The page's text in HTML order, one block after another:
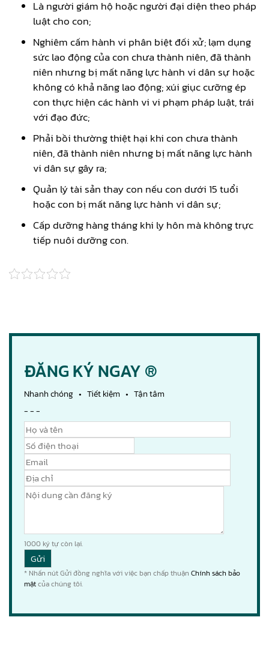
Là người giám hộ hoặc người đại diện theo pháp
luật cho con;
Nghiêm cấm hành vi phân biệt đối xử; lạm dụng
sức lao động của con chưa thành niên, đã thành
niên nhưng bị mất năng lực hành vi dân sự hoặc
không có khả năng lao động; xúi giục cưỡng ép
con thực hiện các hành vi vi phạm pháp luật, trái
với đạo đức;
Phải bồi thường thiệt hại khi con chưa thành
niên, đã thành niên nhưng bị mất năng lực hành
vi dân sự gây ra;
Quản lý tài sản thay con nếu con dưới 15 tuổi
hoặc con bị mất năng lực hành vi dân sự;
Cấp dưỡng hàng tháng khi ly hôn mà không trực
tiếp nuôi dưỡng con.
ĐĂNG KÝ NGAY ®
Nhanh chóng • Tiết kiệm • Tận tâm
- - -
1000 ký tự còn lại.
* Nhấn nút Gửi đồng nghĩa với việc bạn chấp thuận Chính sách bảo
mậtcủa chúng tôi.